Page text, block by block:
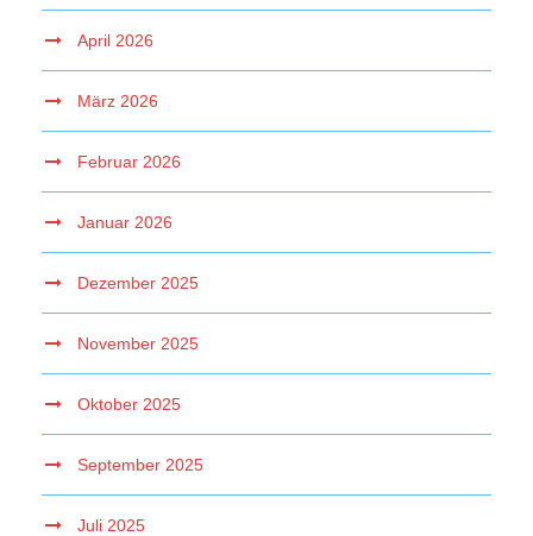
April 2026
März 2026
Februar 2026
Januar 2026
Dezember 2025
November 2025
Oktober 2025
September 2025
Juli 2025